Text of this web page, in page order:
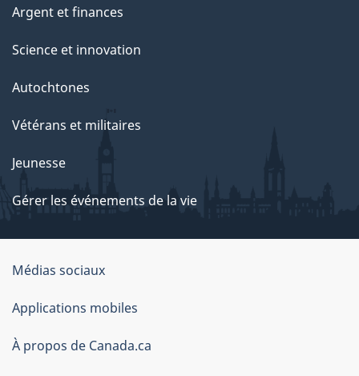
Argent et finances
Science et innovation
Autochtones
Vétérans et militaires
Jeunesse
Gérer les événements de la vie
Organisation
du
gouvernement
du
Médias sociaux
Applications mobiles
À propos de Canada.ca